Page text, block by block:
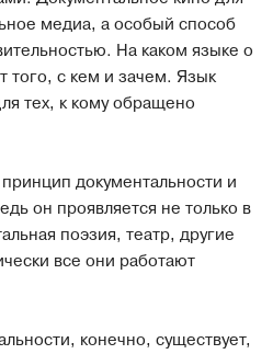
медиа, а особый способ
На каком языке о
того, с кем и зачем. Язык
тех, к кому обращено
документальности и
он проявляется не только в
поэзия, театр, другие
все они работают
конечно, существует,